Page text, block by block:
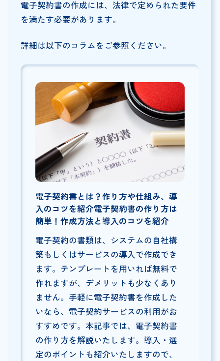
電子契約書の作成には、法律で定められた要件
を満たす必要があります。
詳細は以下のコラムをご参照ください。
電子契約書とは？作り方や仕組み、導
入のコツを紹介電子契約書の作り方は
簡単！作成方法と導入のコツを紹介
電子契約の書類は、システムの自社構
築もしくはサービスの導入で作成でき
ます。テンプレートを用いれば無料で
作れますが、デメリットも少なくあり
ません。手軽に電子契約書を作成した
いなら、電子契約サービスの利用がお
すすめです。本記事では、電子契約書
の作り方を解説いたします。導入・選
定のポイントも紹介いたしますので、